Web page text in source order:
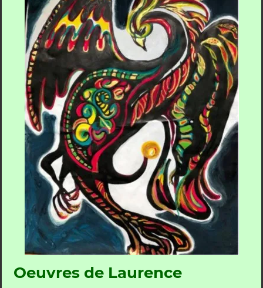
Oeuvres de Laurence